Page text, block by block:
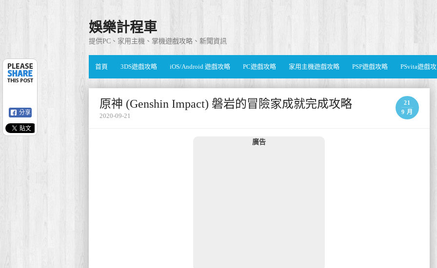
娛樂計程車
提供PC、家用主機、掌機遊戲攻略、新聞資訊
首頁 3DS遊戲攻略 iOS/Android 遊戲攻略 PC遊戲攻略 家用主機遊戲攻略 PSP遊戲攻略 PSvita遊戲
原神 (Genshin Impact) 磐岩的冒險家成就完成攻略
21
9 月
2020-09-21
廣告
分享